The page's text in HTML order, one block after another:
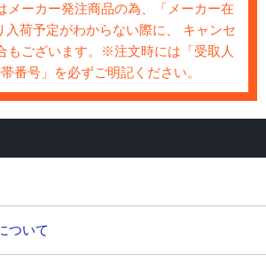
メーカー発注商品の為、「メーカー在
入荷予定がわからない際に、 キャンセ
もございます。※注文時には「受取人
番号」を必ずご明記ください。
ついて